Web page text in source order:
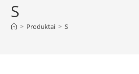
S
> Produktai > S